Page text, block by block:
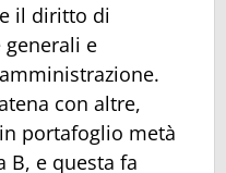
il diritto di
generali e
con altre,
portafoglio metà
B, e questa fa